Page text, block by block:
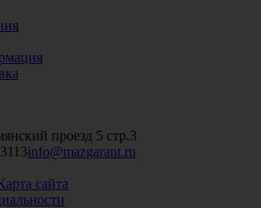
проезд 5 стр.3
info@mazgarant.ru
сайта